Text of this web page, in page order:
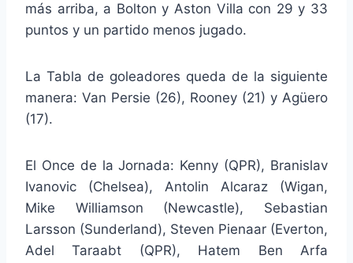
más arriba, a Bolton y Aston Villa con 29 y 33
puntos y un partido menos jugado.
La Tabla de goleadores queda de la siguiente
manera: Van Persie (26), Rooney (21) y Agüero
(17).
El Once de la Jornada: Kenny (QPR), Branislav
Ivanovic (Chelsea), Antolin Alcaraz (Wigan,
Mike Williamson (Newcastle), Sebastian
Larsson (Sunderland), Steven Pienaar (Everton,
Adel Taraabt (QPR), Hatem Ben Arfa